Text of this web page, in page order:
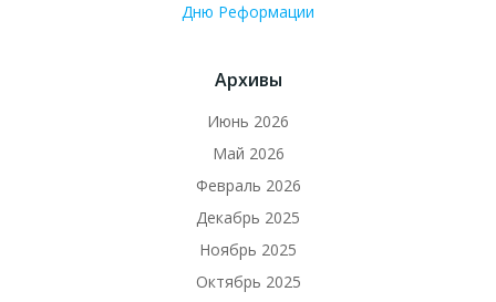
Дню Реформации
Архивы
Июнь 2026
Май 2026
Февраль 2026
Декабрь 2025
Ноябрь 2025
Октябрь 2025